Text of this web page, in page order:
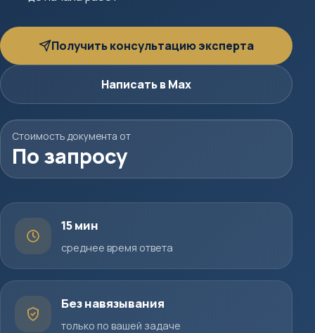
Получить консультацию эксперта
Написать в Max
Стоимость документа от
По запросу
15 мин
среднее время ответа
Без навязывания
только по вашей задаче